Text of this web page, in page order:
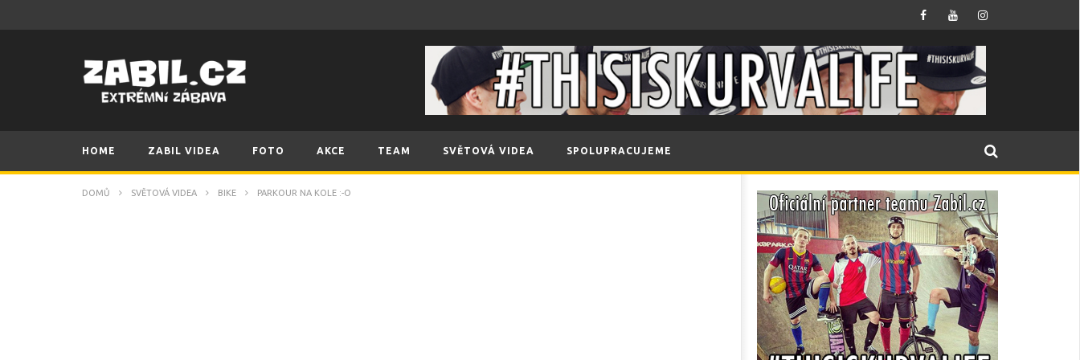
HOME ZABIL VIDEA FOTO AKCE TEAM SVĚTOVÁ VIDEA SPOLUPRACUJEME
DOMŮ SVĚTOVÁ VIDEA BIKE PARKOUR NA KOLE :-O